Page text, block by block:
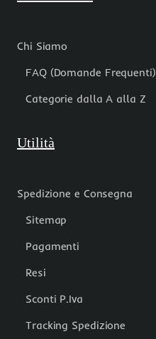
Chi Siamo
FAQ (Domande Frequenti)
Categorie dalla A alla Z
Utilità
Spedizione e Consegna
Sitemap
Pagamenti
Resi
Sconti P.Iva
Tracking Spedizione